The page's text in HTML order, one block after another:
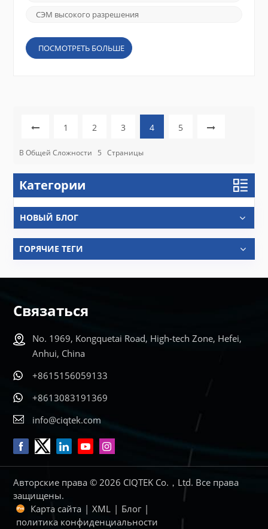
— правильный СЭМ может значительно уск...
СЭМ высокого разрешения
ПОСМОТРЕТЬ БОЛЬШЕ
1 2 3 4 5
В Общей Сложности 5 Страницы
Категории
НОВЫЙ БЛОГ
ГОРЯЧИЕ ТЕГИ
Связаться
No. 1969, Kongquetai Road, High-tech Zone, Hefei,
Anhui, China
+8615156059133
+8613083191369
info@ciqtek.com
Авторские права © 2026 CIQTEK Co.，Ltd. Все права
защищены.
Карта сайта | XML | Блог |
политика конфиденциальности